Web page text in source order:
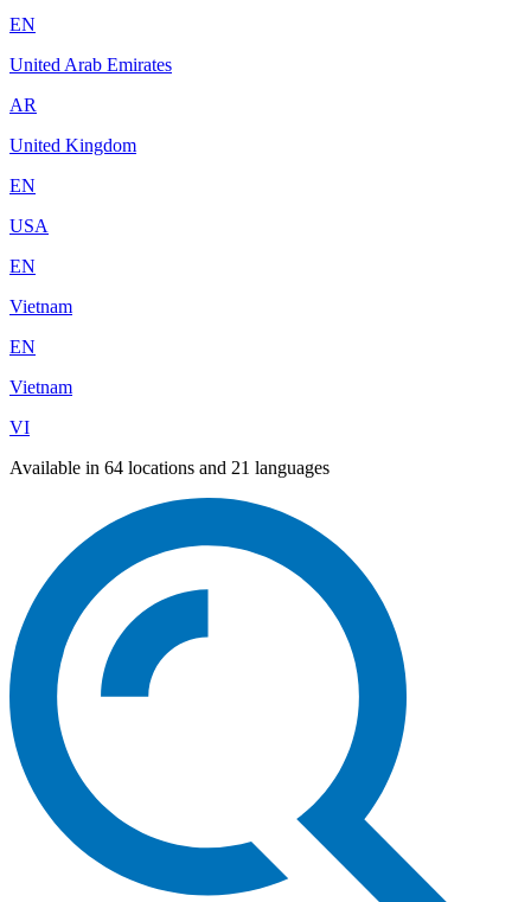
EN
United Arab Emirates
AR
United Kingdom
EN
USA
EN
Vietnam
EN
Vietnam
VI
Available in 64 locations and 21 languages